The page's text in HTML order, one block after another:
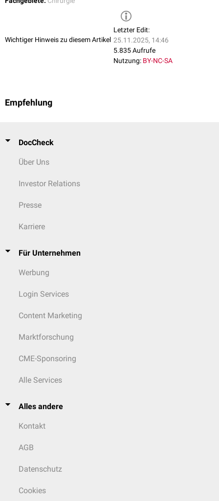
Wichtiger Hinweis zu diesem Artikel
Letzter Edit:
25.11.2025, 14:46
5.835 Aufrufe
Nutzung: BY-NC-SA
Empfehlung
DocCheck
Über Uns
Investor Relations
Presse
Karriere
Für Unternehmen
Werbung
Login Services
Content Marketing
Marktforschung
CME-Sponsoring
Alle Services
Alles andere
Kontakt
AGB
Datenschutz
Cookies